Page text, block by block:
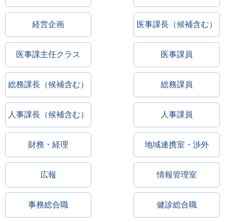
経営企画 医事課長（候補含む）
医事課主任クラス 医事課員
総務課長（候補含む） 総務課員
人事課長（候補含む） 人事課員
財務・経理 地域連携室・渉外
広報 情報管理室
事務総合職 健診総合職